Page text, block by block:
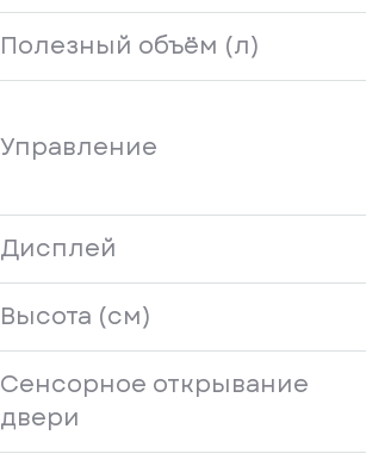
Полезный объём (л)
Управление
Дисплей
Высота (см)
Сенсорное открывание
двери